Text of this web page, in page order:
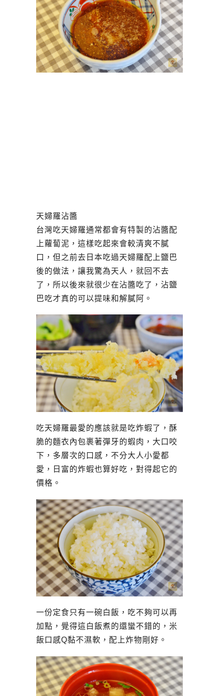
天婦羅沾醬
台灣吃天婦羅通常都會有特製的沾醬配
上蘿蔔泥，這樣吃起來會較清爽不膩
口，但之前去日本吃過天婦羅配上鹽巴
後的做法，讓我驚為天人，就回不去
了，所以後來就很少在沾醬吃了，沾鹽
巴吃才真的可以提味和解膩阿。
吃天婦羅最愛的應該就是吃炸蝦了，酥
脆的麵衣內包裹著彈牙的蝦肉，大口咬
下，多層次的口感，不分大人小愛都
愛，日富的炸蝦也算好吃，對得起它的
價格。
一份定食只有一碗白飯，吃不夠可以再
加點，覺得這白飯煮的還蠻不錯的，米
飯口感Q黏不濕軟，配上炸物剛好。